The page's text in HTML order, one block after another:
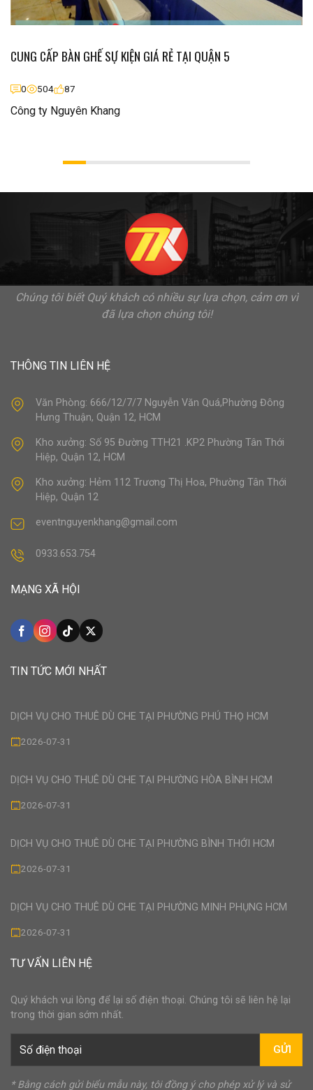
CUNG CẤP BÀN GHẾ SỰ KIỆN GIÁ RẺ TẠI QUẬN 5
0 504 87
Công ty Nguyên Khang
Chúng tôi biết Quý khách có nhiều sự lựa chọn, cảm ơn vì
đã lựa chọn chúng tôi!
THÔNG TIN LIÊN HỆ
Văn Phòng: 666/12/7/7 Nguyễn Văn Quá,Phường Đông
Hưng Thuận, Quận 12, HCM
Kho xưởng: Số 95 Đường TTH21 .KP2 Phường Tân Thới
Hiệp, Quận 12, HCM
Kho xưởng: Hẻm 112 Trương Thị Hoa, Phường Tân Thới
Hiệp, Quận 12
eventnguyenkhang@gmail.com
0933.653.754
MẠNG XÃ HỘI
TIN TỨC MỚI NHẤT
DỊCH VỤ CHO THUÊ DÙ CHE TẠI PHƯỜNG PHÚ THỌ HCM
2026-07-31
DỊCH VỤ CHO THUÊ DÙ CHE TẠI PHƯỜNG HÒA BÌNH HCM
2026-07-31
DỊCH VỤ CHO THUÊ DÙ CHE TẠI PHƯỜNG BÌNH THỚI HCM
2026-07-31
DỊCH VỤ CHO THUÊ DÙ CHE TẠI PHƯỜNG MINH PHỤNG HCM
2026-07-31
TƯ VẤN LIÊN HỆ
Quý khách vui lòng để lại số điện thoại. Chúng tôi sẽ liên hệ lại
trong thời gian sớm nhất.
GỬI
* Bằng cách gửi biểu mẫu này, tôi đồng ý cho phép xử lý và sử